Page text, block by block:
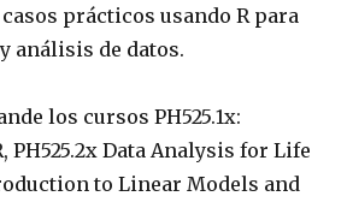
prácticos usando R para
análisis de datos.
los cursos PH525.1x:
PH525.2x Data Analysis for Life
to Linear Models and